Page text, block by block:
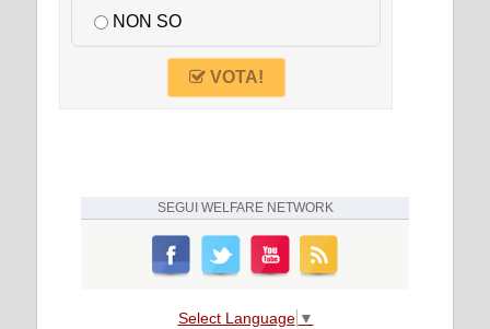
NON SO
VOTA!
SEGUI WELFARE NETWORK
Select Language ▼